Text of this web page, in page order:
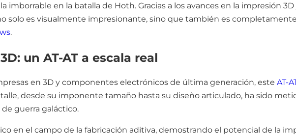
en la batalla de Hoth. Gracias a los avances en la impresión
solo es visualmente impresionante, sino que también es
.
un AT-AT a escala real
en 3D y componentes electrónicos de última generación, este AT-
desde su imponente tamaño hasta su diseño articulado, ha sido
guerra galáctico.
en el campo de la fabricación aditiva, demostrando el potencial de la